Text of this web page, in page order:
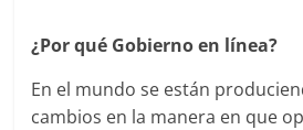
en
Latina
¿Por qué Gobierno en línea?
En el mundo se están
cambios en la manera en que